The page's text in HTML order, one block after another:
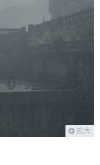
拡大